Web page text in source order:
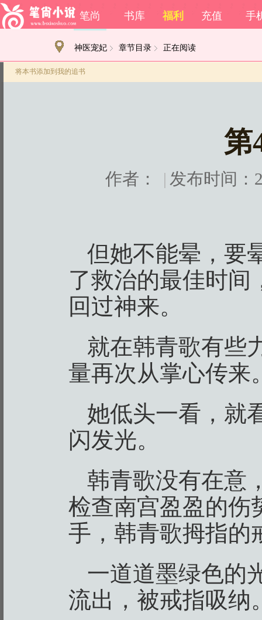
笔尚 书库 福利 充值 手
神医宠妃 章节目录 正在阅读
将本书添加到我的追书
第
作者： | 发布时间：
但她不能晕，要
了救治的最佳时间
回过神来。
就在韩青歌有些
量再次从掌心传来
她低头一看，就
闪发光。
韩青歌没有在意
检查南宫盈盈的伤
手，韩青歌拇指的
一道道墨绿色的
流出，被戒指吸纳